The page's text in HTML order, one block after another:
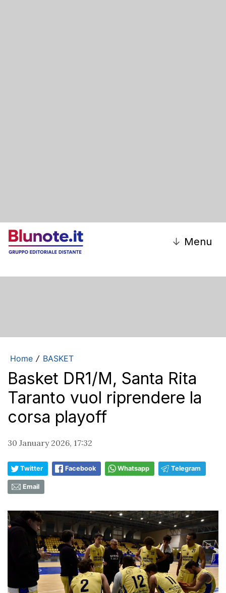
↓ Menu
Home / BASKET
Basket DR1/M, Santa Rita
Taranto vuol riprendere la
corsa playoff
30 January 2026, 17:32
Twitter Facebook Whatsapp Telegram
Email